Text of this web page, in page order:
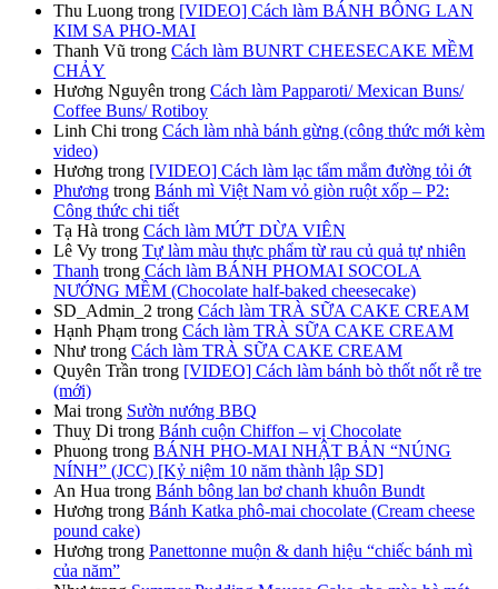
Thu Luong trong [VIDEO] Cách làm BÁNH BÔNG LAN
KIM SA PHO-MAI
Thanh Vũ trong Cách làm BUNRT CHEESECAKE MỀM
CHẢY
Hương Nguyên trong Cách làm Papparoti/ Mexican Buns/
Coffee Buns/ Rotiboy
Linh Chi trong Cách làm nhà bánh gừng (công thức mới kèm
video)
Hương trong [VIDEO] Cách làm lạc tẩm mắm đường tỏi ớt
Phương trong Bánh mì Việt Nam vỏ giòn ruột xốp – P2:
Công thức chi tiết
Tạ Hà trong Cách làm MỨT DỪA VIÊN
Lê Vy trong Tự làm màu thực phẩm từ rau củ quả tự nhiên
Thanh trong Cách làm BÁNH PHOMAI SOCOLA
NƯỚNG MỀM (Chocolate half-baked cheesecake)
SD_Admin_2 trong Cách làm TRÀ SỮA CAKE CREAM
Hạnh Phạm trong Cách làm TRÀ SỮA CAKE CREAM
Như trong Cách làm TRÀ SỮA CAKE CREAM
Quyên Trần trong [VIDEO] Cách làm bánh bò thốt nốt rễ tre
(mới)
Mai trong Sườn nướng BBQ
Thuỵ Di trong Bánh cuộn Chiffon – vị Chocolate
Phuong trong BÁNH PHO-MAI NHẬT BẢN “NÚNG
NÍNH” (JCC) [Kỷ niệm 10 năm thành lập SD]
An Hua trong Bánh bông lan bơ chanh khuôn Bundt
Hương trong Bánh Katka phô-mai chocolate (Cream cheese
pound cake)
Hương trong Panettonne muộn & danh hiệu “chiếc bánh mì
của năm”